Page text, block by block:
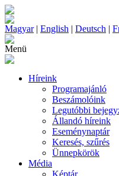
Magyar| English | Deutsch |
Menü
Híreink
Programajánló
Beszámolóink
Legutóbbi
Állandó híreink
Eseménynaptár
Keresés, szűrés
Ünnepkörök
Média
Képtár